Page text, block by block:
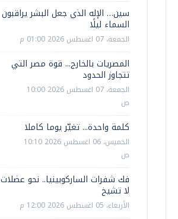
سين… الإله الذي جعل البشر يراقبون
السماء ليلًا
الجمعة، 07 اغسطس 2026 01:00 م
المصريات بالخارج... قوة مصر التي
تتجاوز الحدود
الجمعة، 07 اغسطس 2026 10:00
ص
كلمة واحدة... تغيّر يوما كاملا
الخميس، 06 اغسطس 2026 10:10
ص
فك شفرات الساركوبينيا.. نحو عضلات
لا تشيخ
الأربعاء، 05 اغسطس 2026 12:00 م